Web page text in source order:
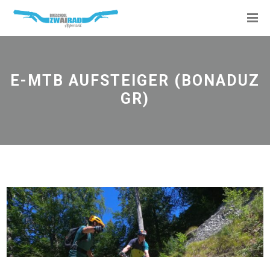
E-MTB AUFSTEIGER (BONADUZ
GR)